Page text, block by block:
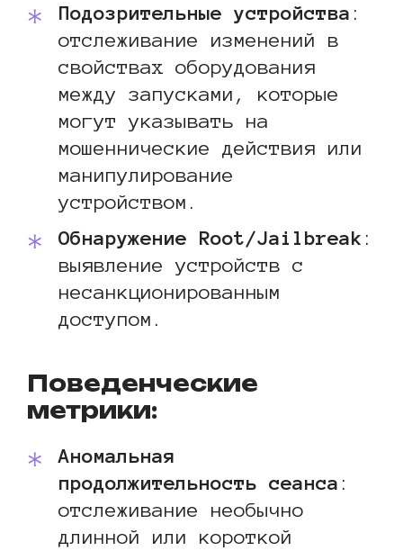
Подозрительные устройства :
отслеживание изменений в
свойствах оборудования
между запусками, которые
могут указывать на
мошеннические действия или
манипулирование
устройством.
Обнаружение Root/Jailbreak :
выявление устройств с
несанкционированным
доступом.
Поведенческие
метрики:
Аномальная
продолжительность сеанса :
отслеживание необычно
длинной или короткой